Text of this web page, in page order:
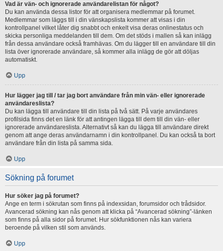
Vad är vän- och ignorerade användarelistan för något?
Du kan använda dessa listor för att organisera medlemmar på forumet.
Medlemmar som läggs till i din vänskapslista kommer att visas i din
kontrollpanel vilket låter dig snabbt och enkelt visa deras onlinestatus och
skicka personliga meddelanden till dem. Om det stöds i mallen så kan inlägg
från dessa användare också framhävas. Om du lägger till en användare till din
lista över ignorerade användare, så kommer alla inlägg de gör att döljas
automatiskt.
Upp
Hur lägger jag till / tar jag bort användare från min vän- eller ignorerade
användareslista?
Du kan lägga till användare till din lista på två sätt. På varje användares
profilsida finns det en länk för att antingen lägga till dem till din vän- eller
ignorerade användareslista. Alternativt så kan du lägga till användare direkt
genom att ange deras användarnamn i din kontrollpanel. Du kan också ta bort
användare från din lista på samma sida.
Upp
Sökning på forumet
Hur söker jag på forumet?
Ange en term i sökrutan som finns på indexsidan, forumsidor och trådsidor.
Avancerad sökning kan nås genom att klicka på “Avancerad sökning”-länken
som finns på alla sidor på forumet. Hur sökfunktionen nås kan variera
beroende på vilken stil som används.
Upp